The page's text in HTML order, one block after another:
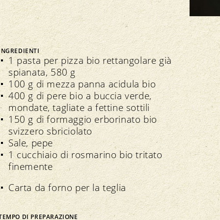
Direttive
Controllo
Importazione
Assicurazione della qualità
Assemblea dei delegati
seno all’associazione
Direttive
Commercio specializzato bio
1 pasta per pizza bio rettangolare già
spianata, 580 g
100 g di mezza panna acidula bio
400 g di pere bio a buccia verde,
mondate, tagliate a fettine sottili
150 g di formaggio erborinato bio
svizzero sbriciolato
Sale, pepe
1 cucchiaio di rosmarino bio tritato
finemente
Carta da forno per la teglia
DI PREPARAZIONE